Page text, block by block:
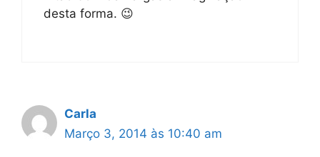
desta forma. 😉
Carla
Março 3, 2014 às 10:40 am